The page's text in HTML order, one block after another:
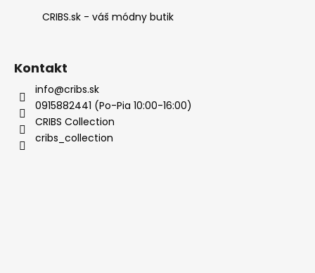
CRIBS.sk - váš módny butik
Kontakt
info@cribs.sk
0915882441 (Po-Pia 10:00-16:00)
CRIBS Collection
cribs_collection